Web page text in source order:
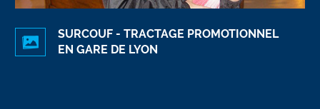
SURCOUF - TRACTAGE PROMOTIONNEL
EN GARE DE LYON